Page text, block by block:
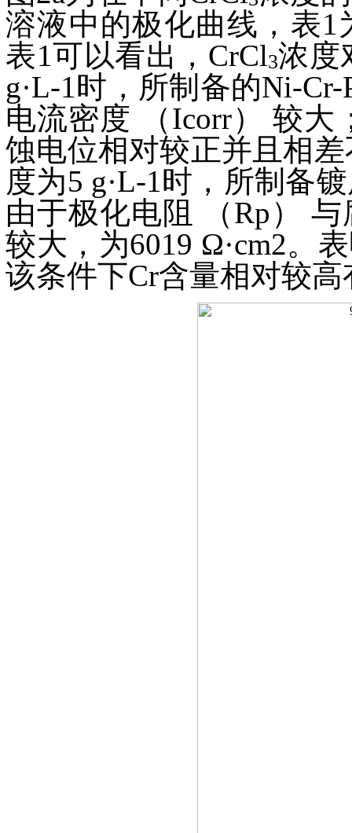
溶液中的极化曲线，表1
表1可以看出， CrCl3浓度
g·L-1时，所制备的Ni-
电流密度 （Icorr） 较大
蚀电位相对较正并且相
度为5 g·L-1时，所制备
由于极化电阻 （Rp）
较大，为6019 Ω·cm2。
该条件下Cr含量相对较高